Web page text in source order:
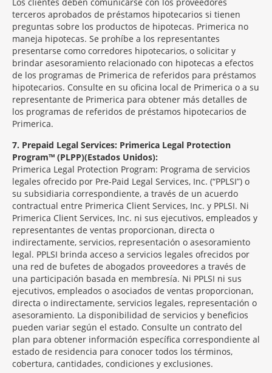
terceros aprobados de préstamos hipotecarios si tienen
preguntas sobre los productos de hipotecas. Primerica no
maneja hipotecas. Se prohíbe a los representantes
presentarse como corredores hipotecarios, o solicitar y
brindar asesoramiento relacionado con hipotecas a efectos
de los programas de Primerica de referidos para préstamos
hipotecarios. Consulte en su oficina local de Primerica o a su
representante de Primerica para obtener más detalles de
los programas de referidos de préstamos hipotecarios de
Primerica.
7 Prepaid Legal Services: Primerica Legal Protection
Program™ (PLPP)(Estados Unidos):
Primerica Legal Protection Program: Programa de servicios
legales ofrecido por Pre-Paid Legal Services, Inc. (“PPLSI”) o
su subsidiaria correspondiente, a través de un acuerdo
contractual entre Primerica Client Services, Inc. y PPLSI. Ni
Primerica Client Services, Inc. ni sus ejecutivos, empleados y
representantes de ventas proporcionan, directa o
indirectamente, servicios, representación o asesoramiento
legal. PPLSI brinda acceso a servicios legales ofrecidos por
una red de bufetes de abogados proveedores a través de
una participación basada en membresía. Ni PPLSI ni sus
ejecutivos, empleados o asociados de ventas proporcionan,
directa o indirectamente, servicios legales, representación o
asesoramiento. La disponibilidad de servicios y beneficios
pueden variar según el estado. Consulte un contrato del
plan para obtener información específica correspondiente al
estado de residencia para conocer todos los términos,
cobertura, cantidades, condiciones y exclusiones.